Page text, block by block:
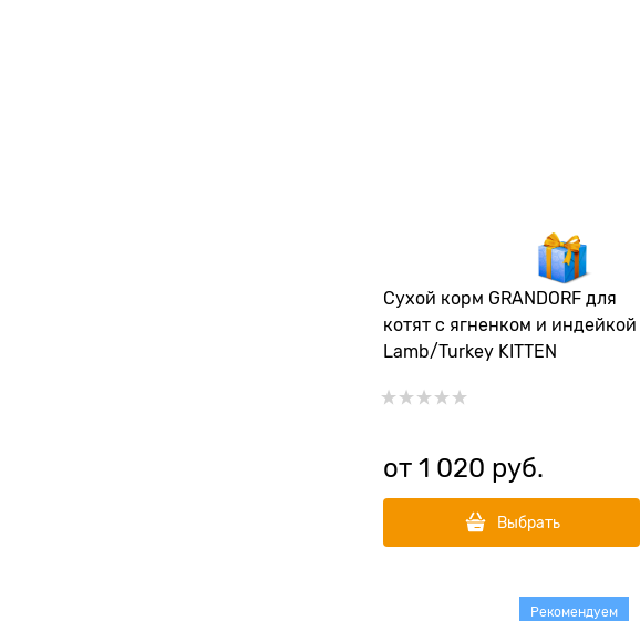
Сухой корм GRANDORF для
котят с ягненком и индейкой
Lamb/Turkey KITTEN
от 1 020 руб.
Выбрать
Рекомендуем